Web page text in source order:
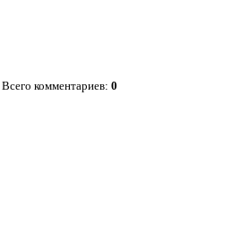
Всего комментариев: 0